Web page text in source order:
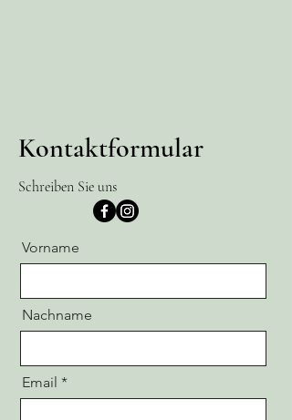
Kontaktformular
Schreiben Sie uns
Vorname
Nachname
Email